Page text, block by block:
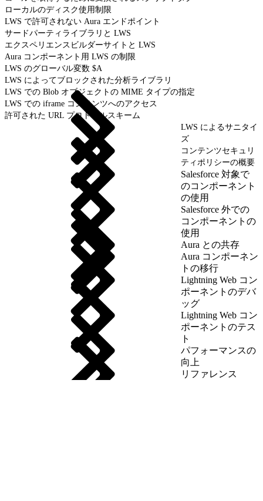
ローカルのディスク使用制限
LWS で許可されない Aura エンドポイント
サードパーティライブラリと LWS
エクスペリエンスビルダーサイトと LWS
Aura コンポーネント用 LWS の制限
LWS のグローバル変数 $A
LWS によってブロックされた分析ライブラリ
LWS での Blob オブジェクトの MIME タイプの指定
LWS での iframe コンテンツへのアクセス
許可された URL プロトコルスキーム
LWS によるサニタイ
ズ
コンテンツセキュリ
ティポリシーの概要
Salesforce 対象で
のコンポーネント
の使用
Salesforce 外での
コンポーネントの
使用
Aura との共存
Aura コンポーネン
トの移行
Lightning Web コン
ポーネントのデバ
ッグ
Lightning Web コン
ポーネントのテス
ト
パフォーマンスの
向上
リファレンス